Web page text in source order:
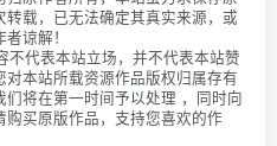
载，已无法确定其真实来源，或
谅解！
代表本站立场，并不代表本站赞
本站所载资源作品版权归属存有
将在第一时间予以处理 ，同时向
买原版作品，支持您喜欢的作